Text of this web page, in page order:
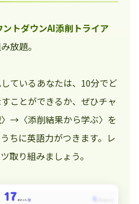
ントダウンAI添削トライア
放題。
ているあなたは、10分でど
ことができるか、ぜひチャ
→〈添削結果から学ぶ〉を
ちに英語力がつきます。レ
取り組みましょう。